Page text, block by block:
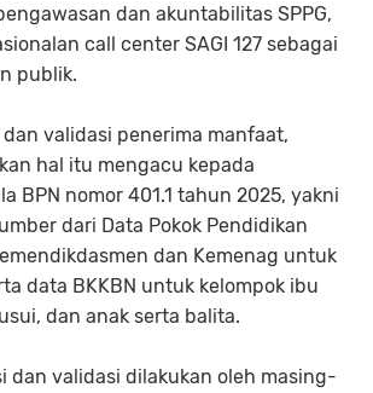
dan akuntabilitas SPPG,
call center SAGI 127 sebagai
publik.
validasi penerima manfaat,
hal itu mengacu kepada
BPN nomor 401.1 tahun 2025, yakni
dari Data Pokok Pendidikan
dan Kemenag untuk
data BKKBN untuk kelompok ibu
dan anak serta balita.
dan validasi dilakukan oleh masing-